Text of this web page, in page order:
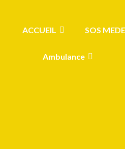
ACCUEIL SOS
Ambulance